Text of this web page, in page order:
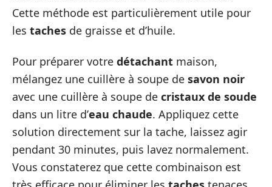
Cette méthode est particulièrement utile pour
les taches de graisse et d’huile.
Pour préparer votre détachant maison,
mélangez une cuillère à soupe de savon noir
avec une cuillère à soupe de cristaux de soude
dans un litre d’eau chaude. Appliquez cette
solution directement sur la tache, laissez agir
pendant 30 minutes, puis lavez normalement.
Vous constaterez que cette combinaison est